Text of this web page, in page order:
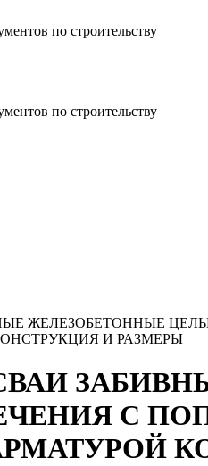
по строительству
по строительству
ЖЕЛЕЗОБЕТОННЫЕ
И РАЗМЕРЫ
СВАИ
С